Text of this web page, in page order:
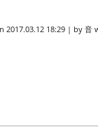
2017.03.12 18:29 | by 音